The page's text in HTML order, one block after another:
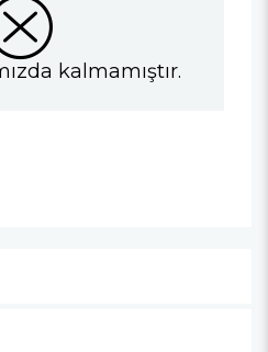
kalmamıştır.